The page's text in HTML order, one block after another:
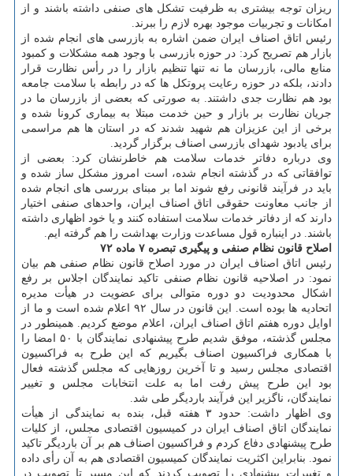
ریزان توجه بیشتری به ظرفیت تشکل های صنفی داشته باشند و از
امکانات و تجربیات موجود بهره لازم را ببرند.
رئیس اتاق اصناف ایران ضمن اشاره به بازرسی های انجام شده از
بازار هم تصریح کرد: در حوزه بازرسی با وجود همه مشکلات و کمبود
منابع مالی، بازرسان ما نه تنها تنظیم بازار را در رأس نظارت قرار
دادند، بلکه در حوزه رعایت پروتکل ها که در رابطه با سلامت جامعه
بود هم نظارت جدی داشتند. به صورتی که بعضی از بازرسان ما در
جریان نظارت بر بازار و حین خدمت مبتلا به بیماری کرونا شده و
برخی از این عزیزان هم شهید شدند که در استان ها هم مراسمی
برای یادبود شهدای بازرسی اصناف برگزار گردید.
وی درباره دفاتر خدمات سلامت هم خاطرنشان کرد: بعضی از
توافقاتی که در گذشته انجام شده، است امروز مشکل ساز شده و
باید در فرآیند قانونی رفع شوند اما بر مبنای بررسی های انجام شده
از جانب معاونت حقوقی اتاق اصناف ایران، واحدهای صنفی اختیار
دارند که از دفاتر خدمات سلامت استفاده کنند و یا خود اظهاری داشته
باشند. در اینباره قول مساعدت وزارت بهداشت را هم گرفته ایم.
اصلاح قانون نظام صنفی و پیگیری تبصره ۷ ماده ۷۲
رئیس اتاق اصناف ایران در مورد اصلاح قانون نظام صنفی هم بیان
نمود: در اصلاحیه قانون نظام صنفی تاکید نمایندگان اجلاس بر رفع
اشکال محدودیت دو دوره متوالی برای عضویت در هیأت مدیره
اتحادیه ها بوده است. این قانون در سال ۹۲ اعلام شده است و ما از
اوایل دوره هفتم اتاق اصناف ایران، اعلام موضع کردیم. همینطور در
مجلس گذشته، موفق شدیم طرح پیشنهادی نمایندگان با ۵۰ امضا را
با همکاری فراکسیون اصناف بگیریم که این طرح به فراکسیون
اقتصادی مجلس رسید و تا آخرین روزهایی که مجلس گذشته فعال
بود این طرح پیش رفت اما به علت انتخابات مجلس و تغییر
نمایندگان، ناگزیر این فرآیند باردیگر طی شد.
وی اظهار داشت: حدود ۳ هفته قبل، بنده به نمایندگی از هیأت
نمایندگان اتاق اصناف ایران در کمیسیون اقتصادی مجلس، از کلیات
طرح پیشنهادی دفاع کردم و فراکسیون اصناف هم بر آن باردیگر تاکید
نمود. بنابراین اکثریت نمایندگان کمیسیون اقتصادی هم به آن رأی داده
و تغییرات پیشنهادی را تصویب کردند که این مسیر تا تصویب در